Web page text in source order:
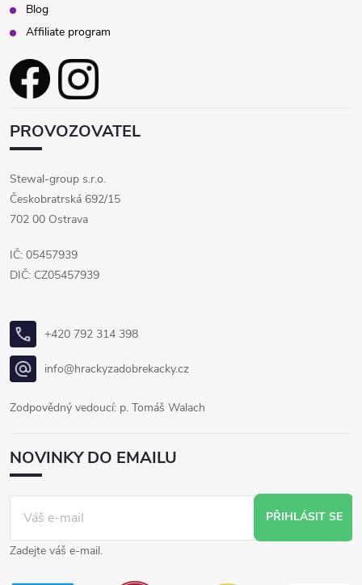
Blog
Affiliate program
PROVOZOVATEL
Stewal-group s.r.o.
Českobratrská 692/15
702 00 Ostrava
IČ: 05457939
DIČ: CZ05457939
+420 792 314 398
info@hrackyzadobrekacky.cz
Zodpovědný vedoucí: p. Tomáš Walach
NOVINKY DO EMAILU
PŘIHLÁSIT SE
Zadejte váš e-mail.